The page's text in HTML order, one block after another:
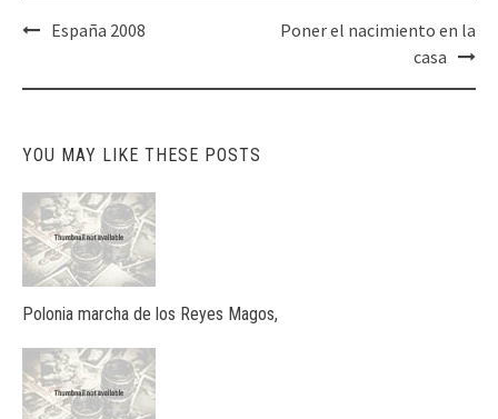
PostEspaña 2008
Poner el nacimiento en la
casa
YOU MAY LIKE THESE POSTS
Polonia marcha de los Reyes Magos,